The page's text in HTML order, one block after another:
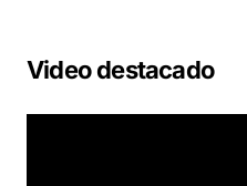
Video destacado